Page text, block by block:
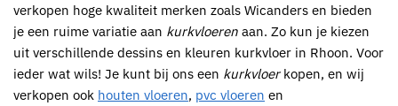
verkopen hoge kwaliteit merken zoals Wicanders en bieden
je een ruime variatie aan kurkvloeren aan. Zo kun je kiezen
uit verschillende dessins en kleuren kurkvloer in Rhoon. Voor
ieder wat wils! Je kunt bij ons een kurkvloerkopen, en wij
verkopen ook houten vloeren, pvc vloeren en